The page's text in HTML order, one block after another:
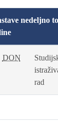
nedeljno
DON
rad